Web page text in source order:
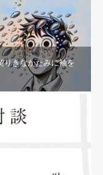
きなかたみに袖を